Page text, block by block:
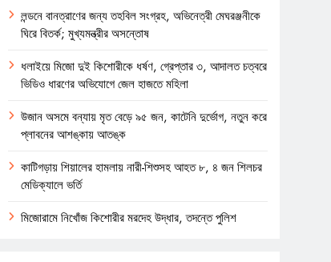
লন্ডনে বানত্রাণের জন্য তহবিল সংগ্রহ, অভিনেত্রী মেঘরঞ্জনীকে
ঘিরে বিতর্ক; মুখ্যমন্ত্রীর অসন্তোষ
ধলাইয়ে মিজো দুই কিশোরীকে ধর্ষণ, গ্রেপ্তার ৩, আদালত চত্বরে
ভিডিও ধারণের অভিযোগে জেল হাজতে মহিলা
উজান অসমে বন্যায় মৃত বেড়ে ৯৫ জন, কাটেনি দুর্ভোগ, নতুন করে
প্লাবনের আশঙ্কায় আতঙ্ক
কাটিগড়ায় শিয়ালের হামলায় নারী-শিশুসহ আহত ৮, ৪ জন শিলচর
মেডিক্যালে ভর্তি
মিজোরামে নিখোঁজ কিশোরীর মরদেহ উদ্ধার, তদন্তে পুলিশ